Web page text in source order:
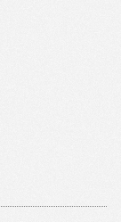
раз цунами. В
Японии и
бассейна и
не только
– «Наша
Это